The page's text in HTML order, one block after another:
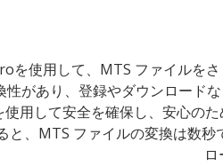
を使用して、MTS ファイルを
性があり、登録やダウンロード
使用して安全を確保し、安心
と、MTS ファイルの変換は数